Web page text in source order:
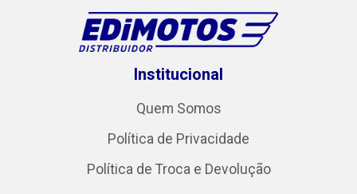
Institucional
Quem Somos
Política de Privacidade
Política de Troca e Devolução